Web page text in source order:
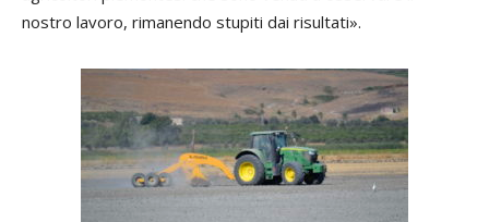
nostro lavoro, rimanendo stupiti dai risultati».